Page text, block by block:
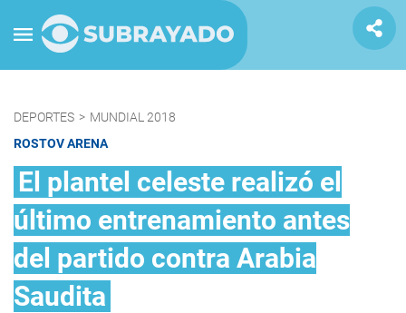
DEPORTES > MUNDIAL 2018
ROSTOV ARENA
El plantel celeste realizó el
último entrenamiento antes
del partido contra Arabia
Saudita